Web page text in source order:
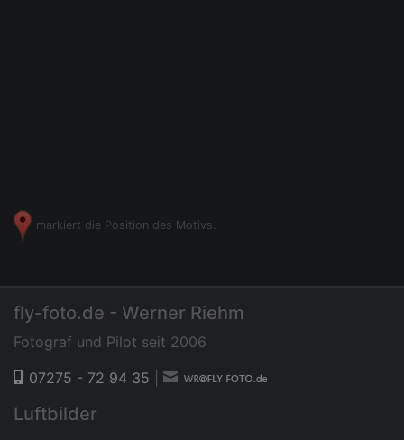
markiert die Position des Motivs.
fly-foto.de - Werner Riehm
Fotograf und Pilot seit 2006
07275 - 72 94 35
Luftbilder